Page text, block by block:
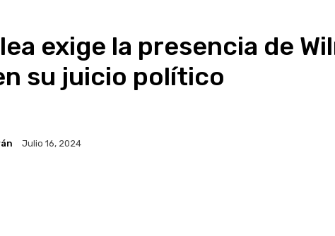
exige la presencia de
su juicio político
Julio 16, 2024